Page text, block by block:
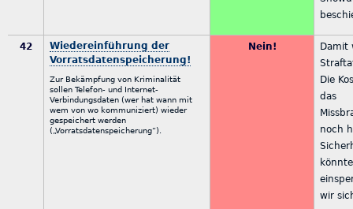
42
Wiedereinführung der
Vorratsdatenspeicherung!
Zur Bekämpfung von Kriminalität
sollen Telefon- und Internet-
Verbindungsdaten (wer hat wann mit
wem von wo kommuniziert) wieder
gespeichert werden
(„Vorratsdatenspeicherung“).
Nein!
Damit
Die
das
noch
wir